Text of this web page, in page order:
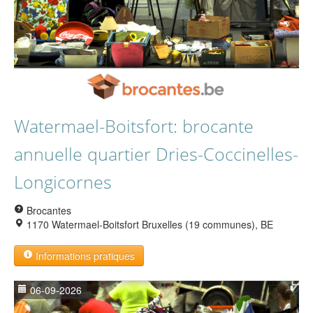
Watermael-Boitsfort: brocante
annuelle quartier Dries-Coccinelles-
Longicornes
Brocantes
1170 Watermael-Boitsfort Bruxelles (19 communes), BE
Informations pratiques
06-09-2026